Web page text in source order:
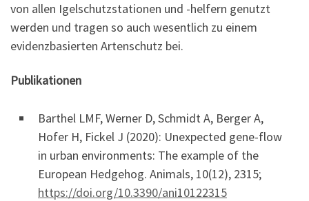
von allen Igelschutzstationen und -helfern genutzt
werden und tragen so auch wesentlich zu einem
evidenzbasierten Artenschutz bei.
Publikationen
Barthel LMF, Werner D, Schmidt A, Berger A,
Hofer H, Fickel J (2020): Unexpected gene-flow
in urban environments: The example of the
European Hedgehog. Animals, 10(12), 2315;
https://doi.org/10.3390/ani10122315